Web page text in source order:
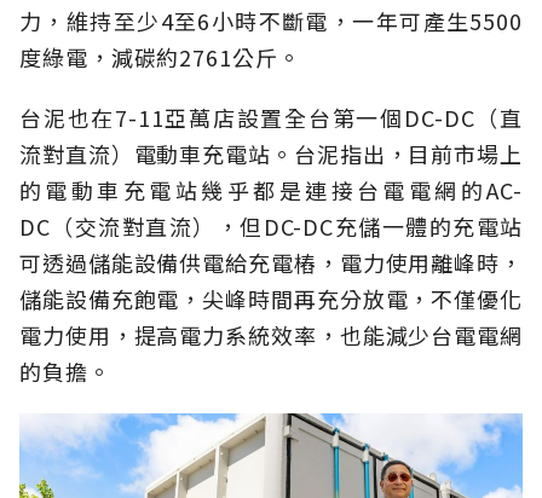
力，維持至少4至6小時不斷電，一年可產生5500
度綠電，減碳約2761公斤。
台泥也在7-11亞萬店設置全台第一個DC-DC（直
流對直流）電動車充電站。台泥指出，目前市場上
的電動車充電站幾乎都是連接台電電網的AC-
DC（交流對直流），但DC-DC充儲一體的充電站
可透過儲能設備供電給充電樁，電力使用離峰時，
儲能設備充飽電，尖峰時間再充分放電，不僅優化
電力使用，提高電力系統效率，也能減少台電電網
的負擔。